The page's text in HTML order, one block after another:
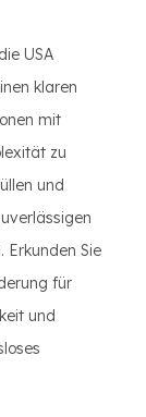
USA
klaren
mit
zu
und
Erkunden Sie
für
und